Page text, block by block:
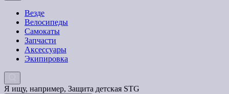
Везде
Велосипеды
Самокаты
Запчасти
Аксессуары
Экипировка
Я ищу, например, Защита детская STG